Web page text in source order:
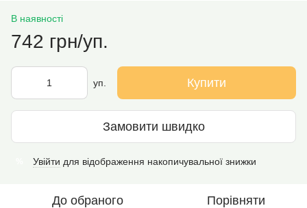
В наявності
742 грн/уп.
уп. Купити
Замовити швидко
Увійти для відображення накопичувальної знижки
До обраного Порівняти